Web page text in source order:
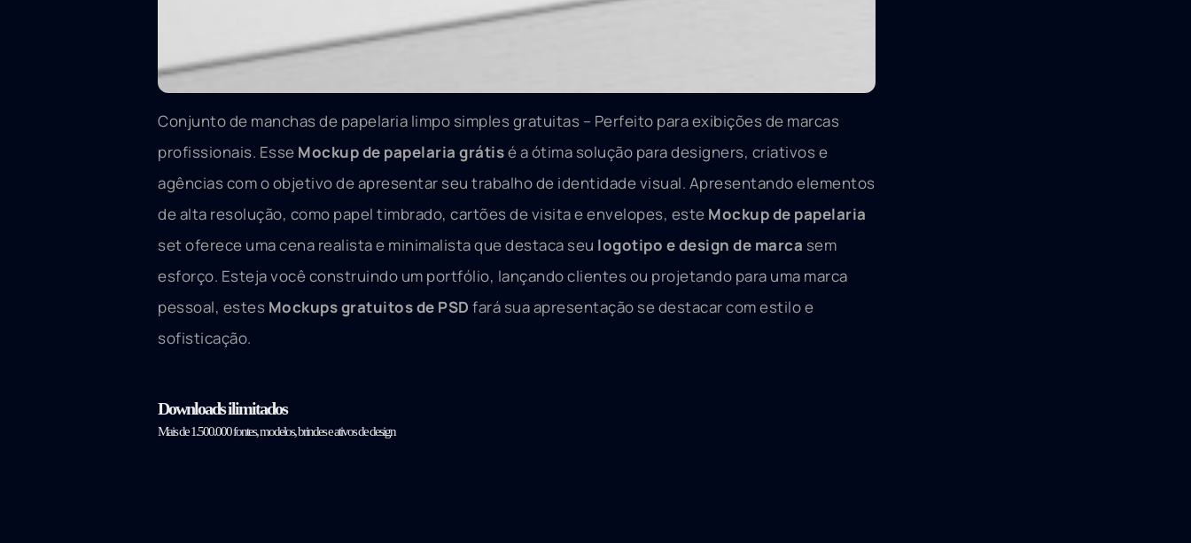
Conjunto de manchas de papelaria limpo simples gratuitas – Perfeito para exibições de marcas
profissionais. Esse Mockup de papelaria grátisé a ótima solução para designers, criativos e
agências com o objetivo de apresentar seu trabalho de identidade visual. Apresentando elementos
de alta resolução, como papel timbrado, cartões de visita e envelopes, este Mockup de papelaria
set oferece uma cena realista e minimalista que destaca seu logotipo e design de marca sem
esforço. Esteja você construindo um portfólio, lançando clientes ou projetando para uma marca
pessoal, estes Mockups gratuitos de PSD fará sua apresentação se destacar com estilo e
sofisticação.
Downloads ilimitados
Mais de 1.500.000 fontes, modelos, brindes e ativos de design